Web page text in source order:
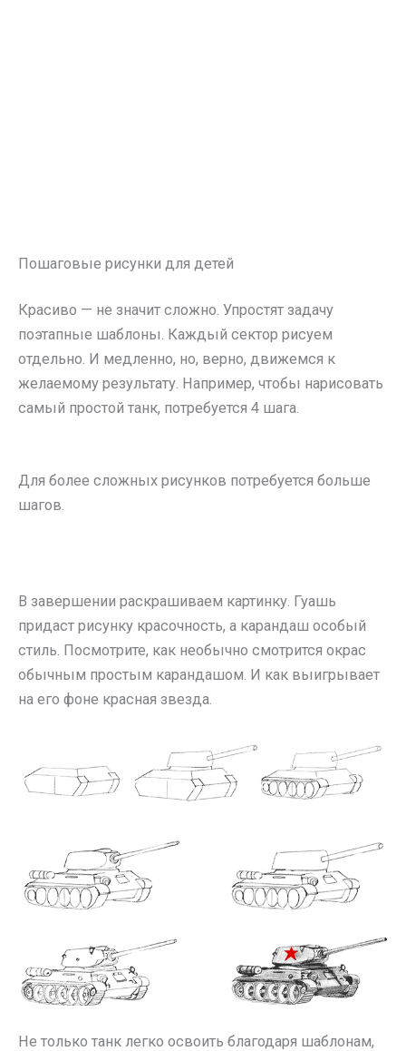
Пошаговые рисунки для детей
Красиво — не значит сложно. Упростят задачу
поэтапные шаблоны. Каждый сектор рисуем
отдельно. И медленно, но, верно, движемся к
желаемому результату. Например, чтобы нарисовать
самый простой танк, потребуется 4 шага.
Для более сложных рисунков потребуется больше
шагов.
В завершении раскрашиваем картинку. Гуашь
придаст рисунку красочность, а карандаш особый
стиль. Посмотрите, как необычно смотрится окрас
обычным простым карандашом. И как выигрывает
на его фоне красная звезда.
Не только танк легко освоить благодаря шаблонам,